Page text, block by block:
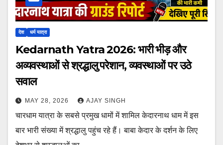
देश धर्म यात्रा
Kedarnath Yatra 2026: भारी भीड़ और
अव्यवस्थाओं से श्रद्धालु परेशान, व्यवस्थाओं पर उठे
सवाल
MAY 28, 2026 AJAY SINGH
चारधाम यात्रा के सबसे प्रमुख धामों में शामिल केदारनाथ धाम में इस
बार भारी संख्या में श्रद्धालु पहुंच रहे हैं। बाबा केदार के दर्शन के लिए